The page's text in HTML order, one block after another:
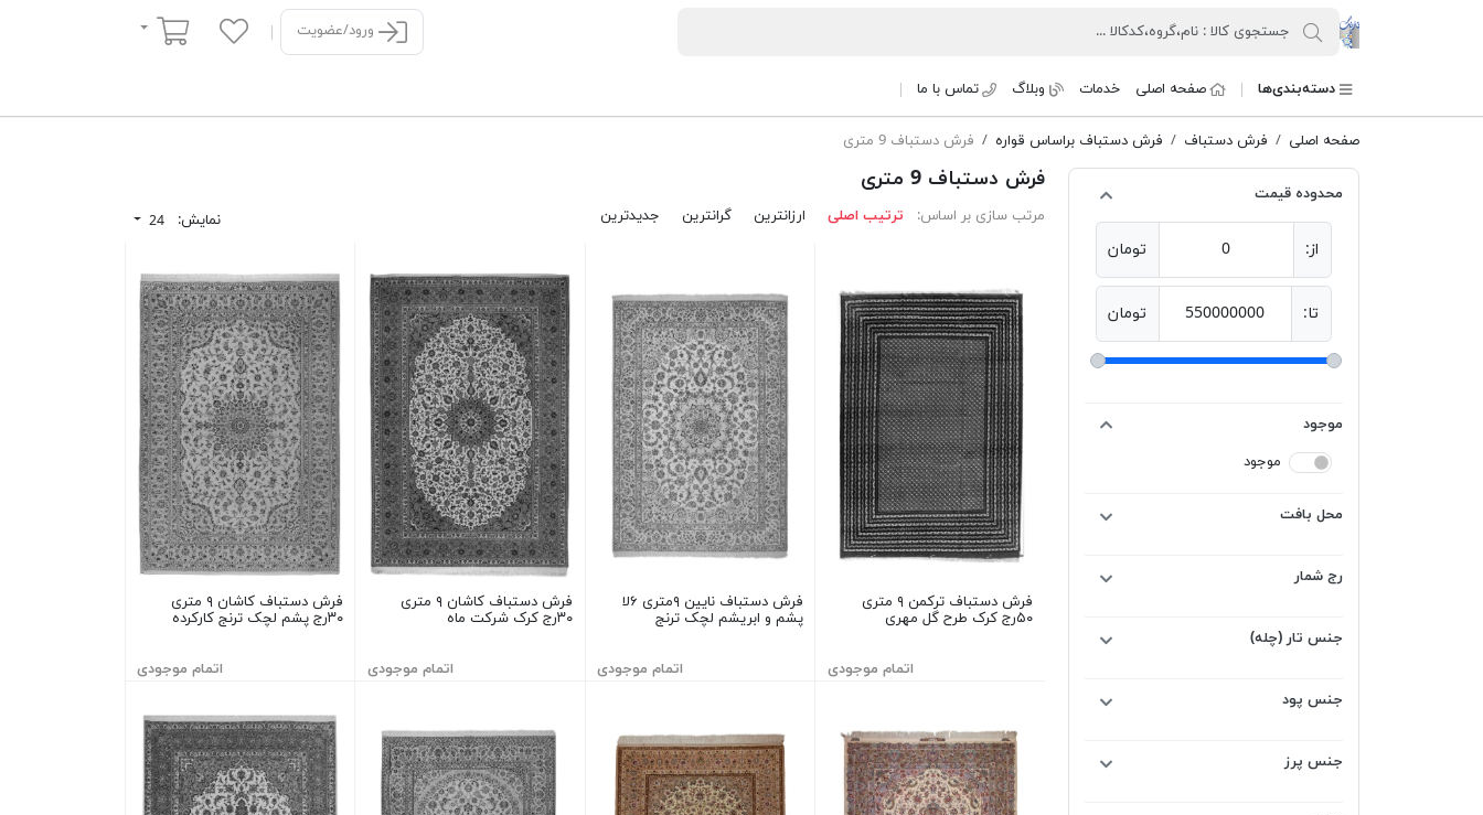
کنسرسیوم فرش دستباف تارنگ ورود/عضویت سبد خرید
دسته‌بندی‌ها صفحه اصلی خدمات وبلاگ تماس با ما
صفحه اصلی فرش دستباف فرش دستباف براساس قواره فرش دستباف 9 متری
محدوده قیمت
از: 0 تومان
تا: 550000000 تومان
موجود
موجود
محل بافت
رج شمار
جنس تار (چله)
جنس پود
جنس پرز
فرش دستباف 9 متری
نمایش: 24 مرتب سازی بر اساس: ترتیب اصلی ارزانترین گرانترین جدیدترین
فرش دستباف ترکمن ۹ متری
۵۰رج کرک طرح گل مهری
اتمام موجودی
فرش دستباف نایین ۹متری ۶لا
پشم و ابریشم لچک ترنج
اتمام موجودی
فرش دستباف کاشان ۹ متری
۳۰رج کرک شرکت ماه
اتمام موجودی
فرش دستباف کاشان ۹ متری
۳۰رج پشم لچک ترنج کارکرده
اتمام موجودی